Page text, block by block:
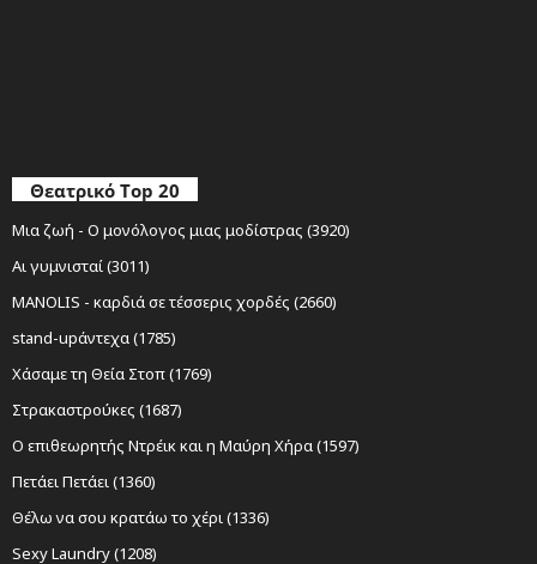
Θεατρικό Top 20
Μια ζωή - Ο μονόλογος μιας μοδίστρας (3920)
Αι γυμνισταί (3011)
MANOLIS - καρδιά σε τέσσερις χορδές (2660)
stand-upάντεχα (1785)
Χάσαμε τη Θεία Στοπ (1769)
Στρακαστρούκες (1687)
Ο επιθεωρητής Ντρέικ και η Μαύρη Χήρα (1597)
Πετάει Πετάει (1360)
Θέλω να σου κρατάω το χέρι (1336)
Sexy Laundry (1208)